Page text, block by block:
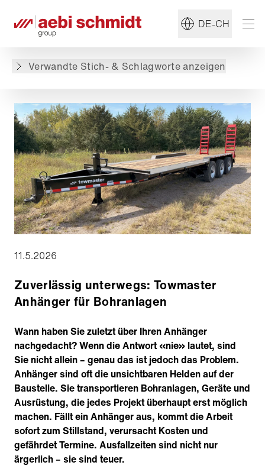
DE-CH
Verwandte Stich- & Schlagworte anzeigen
#Anhänger
11.5.2026
Zuverlässig unterwegs: Towmaster
Anhänger für Bohranlagen
Wann haben Sie zuletzt über Ihren Anhänger
nachgedacht? Wenn die Antwort «nie» lautet, sind
Sie nicht allein – genau das ist jedoch das Problem.
Anhänger sind oft die unsichtbaren Helden auf der
Baustelle. Sie transportieren Bohranlagen, Geräte und
Ausrüstung, die jedes Projekt überhaupt erst möglich
machen. Fällt ein Anhänger aus, kommt die Arbeit
sofort zum Stillstand, verursacht Kosten und
gefährdet Termine. Ausfallzeiten sind nicht nur
ärgerlich – sie sind teuer.